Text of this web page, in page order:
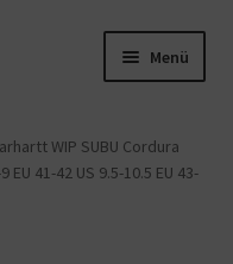
Menü
WIP SUBU Cordura
EU 41-42 US 9.5-10.5 EU 43-